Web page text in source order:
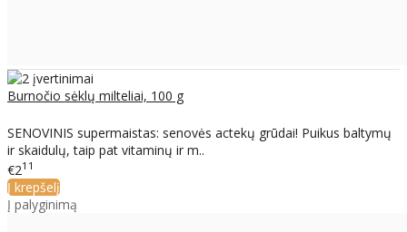
Burnočio sėklų milteliai, 100 g
SENOVINIS supermaistas: senovės actekų grūdai! Puikus baltymų
ir skaidulų, taip pat vitaminų ir m..
€211
Į krepšelį
Į palyginimą